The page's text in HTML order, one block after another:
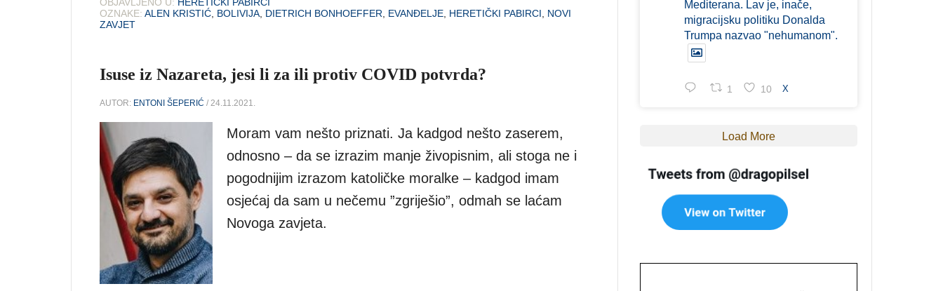
OZNAKE: ALEN KRISTIĆ BOLIVIJA DIETRICH BONHOEFFER EVANĐELJE HERETIČKI PABIRCI
NOVI
ZAVJET
Isuse iz Nazareta, jesi li za ili protiv COVID potvrda?
AUTOR: ENTONI ŠEPERIĆ / 24.11.2021.
Moram vam nešto priznati. Ja kadgod nešto zaserem,
odnosno – da se izrazim manje živopisnim, ali stoga ne i
pogodnijim izrazom katoličke moralke – kadgod imam
osjećaj da sam u nečemu ”zgriješio”, odmah se laćam
Novoga zavjeta.
Mediterana. Lav je, inače,
migracijsku politiku Donalda
Trumpa nazvao "nehumanom".
1 10 X
Load More